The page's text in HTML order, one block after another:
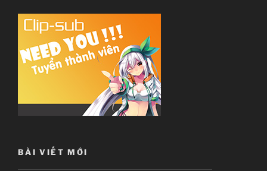
BÀI VIẾT MỚI